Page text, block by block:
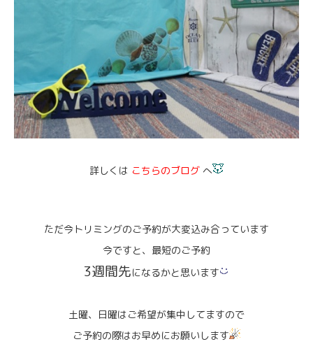
詳しくは こちらのブログ へ
ただ今トリミングのご予約が大変込み合っています
今ですと、最短のご予約
3週間先になるかと思います
土曜、日曜はご希望が集中してますので
ご予約の際はお早めにお願いします